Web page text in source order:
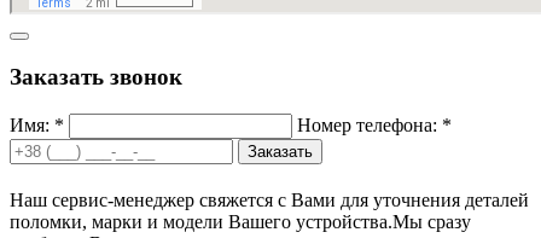
Заказать звонок
Имя: * Номер телефона: *
Заказать
Наш сервис-менеджер свяжется с Вами для уточнения деталей
поломки, марки и модели Вашего устройства.Мы сразу